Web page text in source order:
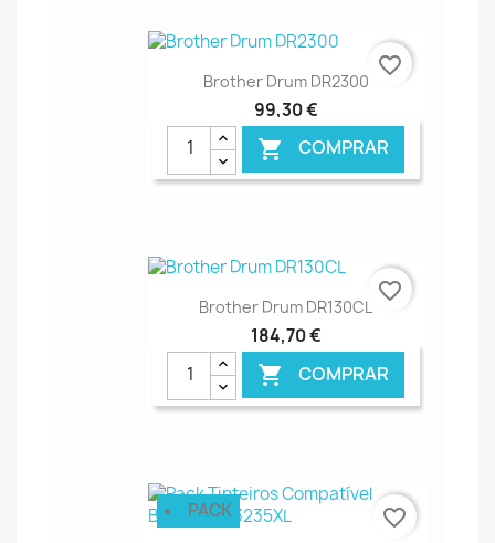
Brother Drum DR2300
99,30 €
 COMPRAR
€ ONLINE
favorite_border
Brother Drum DR130CL
184,70 €
 COMPRAR
€ ONLINE
favorite_border
PACK favorite_border